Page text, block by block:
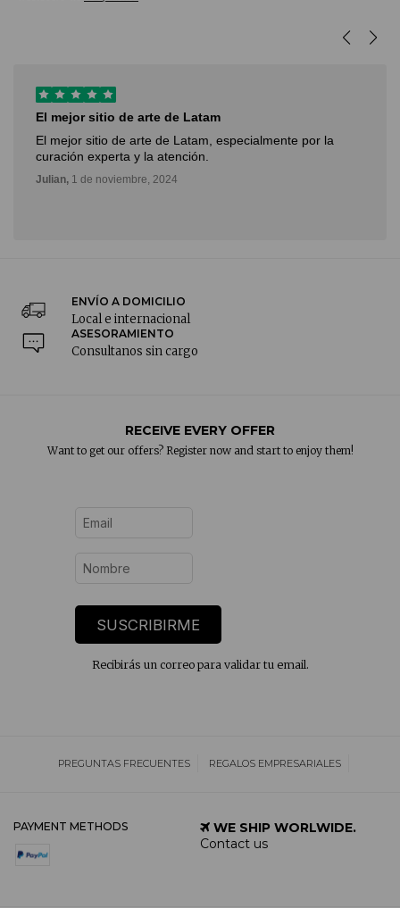
El mejor sitio de arte de Latam
El mejor sitio de arte de Latam, especialmente por la
curación experta y la atención.
Julian, 1 de noviembre, 2024
ENVÍO A DOMICILIO
Local e internacional
ASESORAMIENTO
Consultanos sin cargo
RECEIVE EVERY OFFER
Want to get our offers? Register now and start to enjoy them!
SUSCRIBIRME
Recibirás un correo para validar tu email.
PREGUNTAS FRECUENTES REGALOS EMPRESARIALES
PAYMENT METHODS
WE SHIP WORLWIDE.
Contact us